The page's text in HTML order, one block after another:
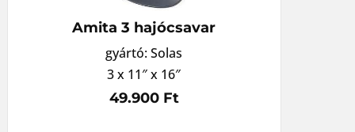
Amita 3 hajócsavar
gyártó: Solas
3 x 11″ x 16″
49.900 Ft